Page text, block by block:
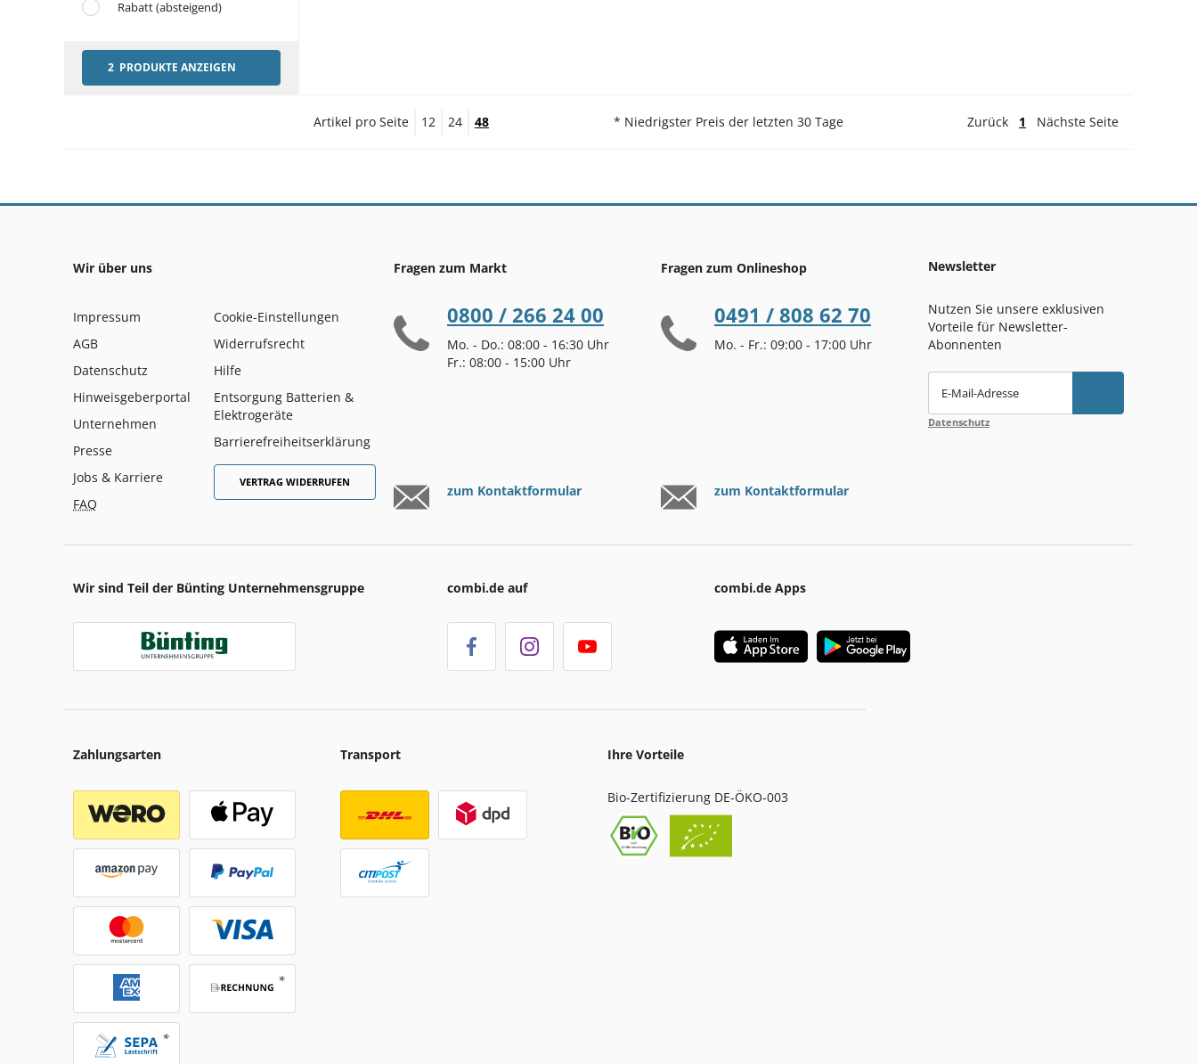
Rabatt (absteigend)
2 PRODUKTE ANZEIGEN
Artikel pro Seite 12 24 48 * Niedrigster Preis der letzten 30 Tage Zurück 1 Nächste Seite
Wir über uns
Impressum
AGB
Datenschutz
Hinweisgeberportal
Unternehmen
Presse
Jobs & Karriere
FAQ
Cookie-Einstellungen
Widerrufsrecht
Hilfe
Entsorgung Batterien &
Elektrogeräte
Barrierefreiheitserklärung
VERTRAG WIDERRUFEN
Fragen zum Markt
0800 / 266 24 00
Mo. - Do.: 08:00 - 16:30 Uhr
Fr.: 08:00 - 15:00 Uhr
zum Kontaktformular
Fragen zum Onlineshop
0491 / 808 62 70
Mo. - Fr.: 09:00 - 17:00 Uhr
zum Kontaktformular
Newsletter
Nutzen Sie unsere exklusiven
Vorteile für Newsletter-
Abonnenten
E-Mail-Adresse
Datenschutz
Wir sind Teil der Bünting Unternehmensgruppe combi.de auf combi.de Apps
Zahlungsarten Transport Ihre Vorteile
Bio-Zertifizierung DE-ÖKO-003